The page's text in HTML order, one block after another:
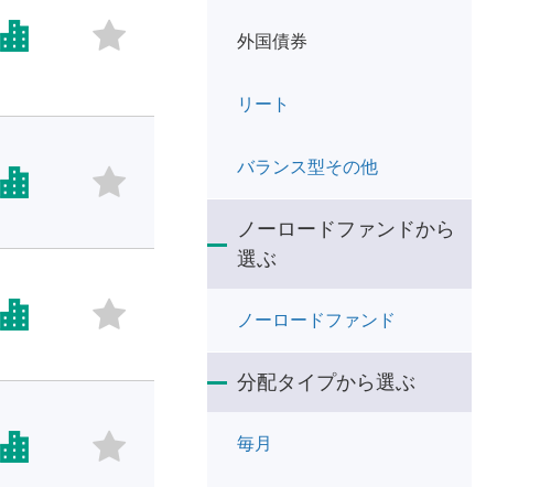
外国債券
リート
バランス型その他
ノーロードファンドから
選ぶ
ノーロードファンド
分配タイプから選ぶ
毎月